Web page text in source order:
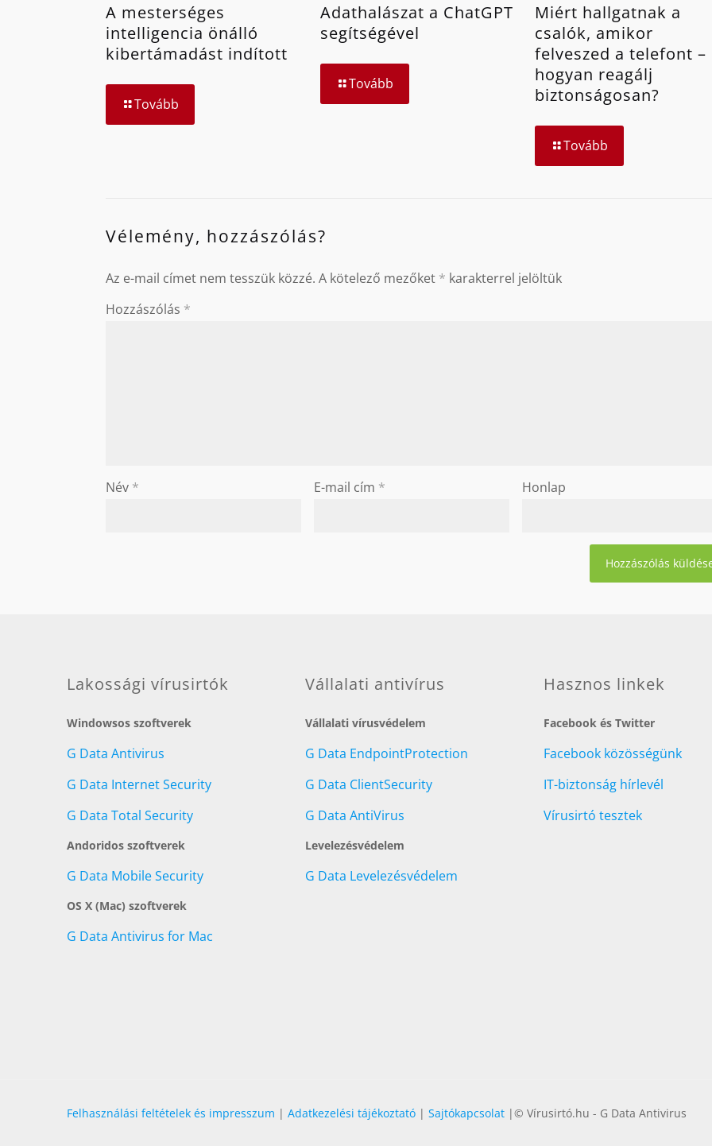
A mesterséges
intelligencia önálló
kibertámadást indított
Tovább
Adathalászat a ChatGPT
segítségével
Tovább
Miért hallgatnak a
csalók, amikor
felveszed a telefont –
hogyan reagálj
biztonságosan?
Tovább
Vélemény, hozzászólás?
Az e-mail címet nem tesszük közzé. A kötelező mezőket * karakterrel jelöltük
Hozzászólás *
Név * E-mail cím * Honlap
Lakossági vírusirtók
Windowsos szoftverek
G Data Antivirus
G Data Internet Security
G Data Total Security
Andoridos szoftverek
G Data Mobile Security
OS X (Mac) szoftverek
G Data Antivirus for Mac
Vállalati antivírus
Vállalati vírusvédelem
G Data EndpointProtection
G Data ClientSecurity
G Data AntiVirus
Levelezésvédelem
G Data Levelezésvédelem
Hasznos linkek
Facebook és Twitter
Facebook közösségünk
IT-biztonság hírlevél
Vírusirtó tesztek
Felhasználási feltételek és impresszum | Adatkezelési tájékoztató | Sajtókapcsolat |© Vírusirtó.hu - G Data Antivirus